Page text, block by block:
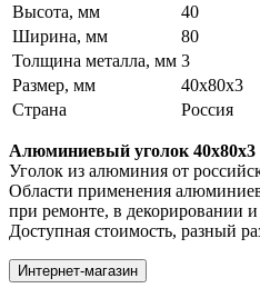
Высота, мм
40
Ширина, мм
80
Толщина металла, мм 3
Размер, мм
40х80х3
Страна
Россия
Алюминиевый уголок
Уголок из алюминия от
Области применения
при ремонте, в декорировании и
Доступная стоимость, разный
Интернет-магазин